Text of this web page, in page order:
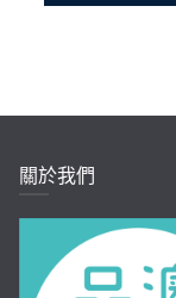
關於我們